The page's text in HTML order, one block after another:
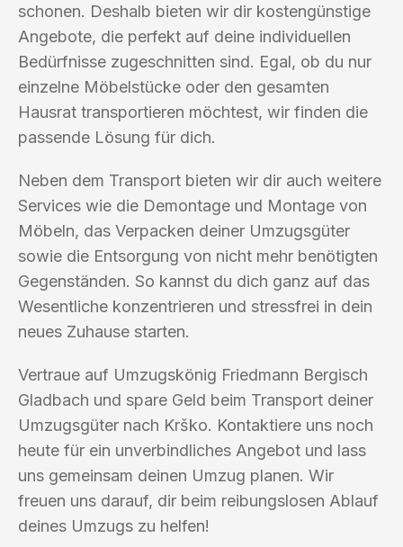
schonen. Deshalb bieten wir dir kostengünstige
Angebote, die perfekt auf deine individuellen
Bedürfnisse zugeschnitten sind. Egal, ob du nur
einzelne Möbelstücke oder den gesamten
Hausrat transportieren möchtest, wir finden die
passende Lösung für dich.
Neben dem Transport bieten wir dir auch weitere
Services wie die Demontage und Montage von
Möbeln, das Verpacken deiner Umzugsgüter
sowie die Entsorgung von nicht mehr benötigten
Gegenständen. So kannst du dich ganz auf das
Wesentliche konzentrieren und stressfrei in dein
neues Zuhause starten.
Vertraue auf Umzugskönig Friedmann Bergisch
Gladbach und spare Geld beim Transport deiner
Umzugsgüter nach Krško. Kontaktiere uns noch
heute für ein unverbindliches Angebot und lass
uns gemeinsam deinen Umzug planen. Wir
freuen uns darauf, dir beim reibungslosen Ablauf
deines Umzugs zu helfen!